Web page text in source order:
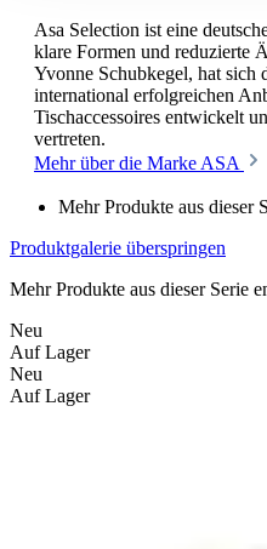
Asa Selection ist eine
klare Formen und reduzierte
Yvonne Schubkegel, hat sich
international erfolgreichen
Tischaccessoires entwickelt
vertreten.
Mehr über die Marke ASA
Mehr Produkte aus dieser
Produktgalerie überspringen
Mehr Produkte aus dieser Serie
Neu
Auf Lager
Neu
Auf Lager